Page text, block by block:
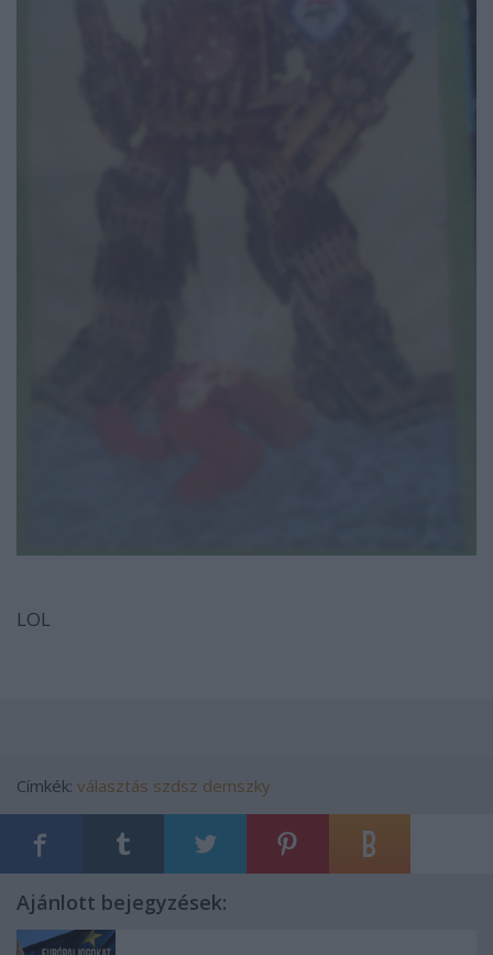
LOL
Címkék: választás szdsz demszky
Ajánlott bejegyzések: